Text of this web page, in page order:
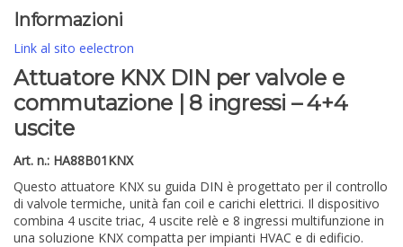
Informazioni
Link al sito eelectron
Attuatore KNX DIN per valvole e
commutazione | 8 ingressi – 4+4
uscite
Art. n.: HA88B01KNX
Questo attuatore KNX su guida DIN è progettato per il controllo
di valvole termiche, unità fan coil e carichi elettrici. Il dispositivo
combina 4 uscite triac, 4 uscite relè e 8 ingressi multifunzione in
una soluzione KNX compatta per impianti HVAC e di edificio.